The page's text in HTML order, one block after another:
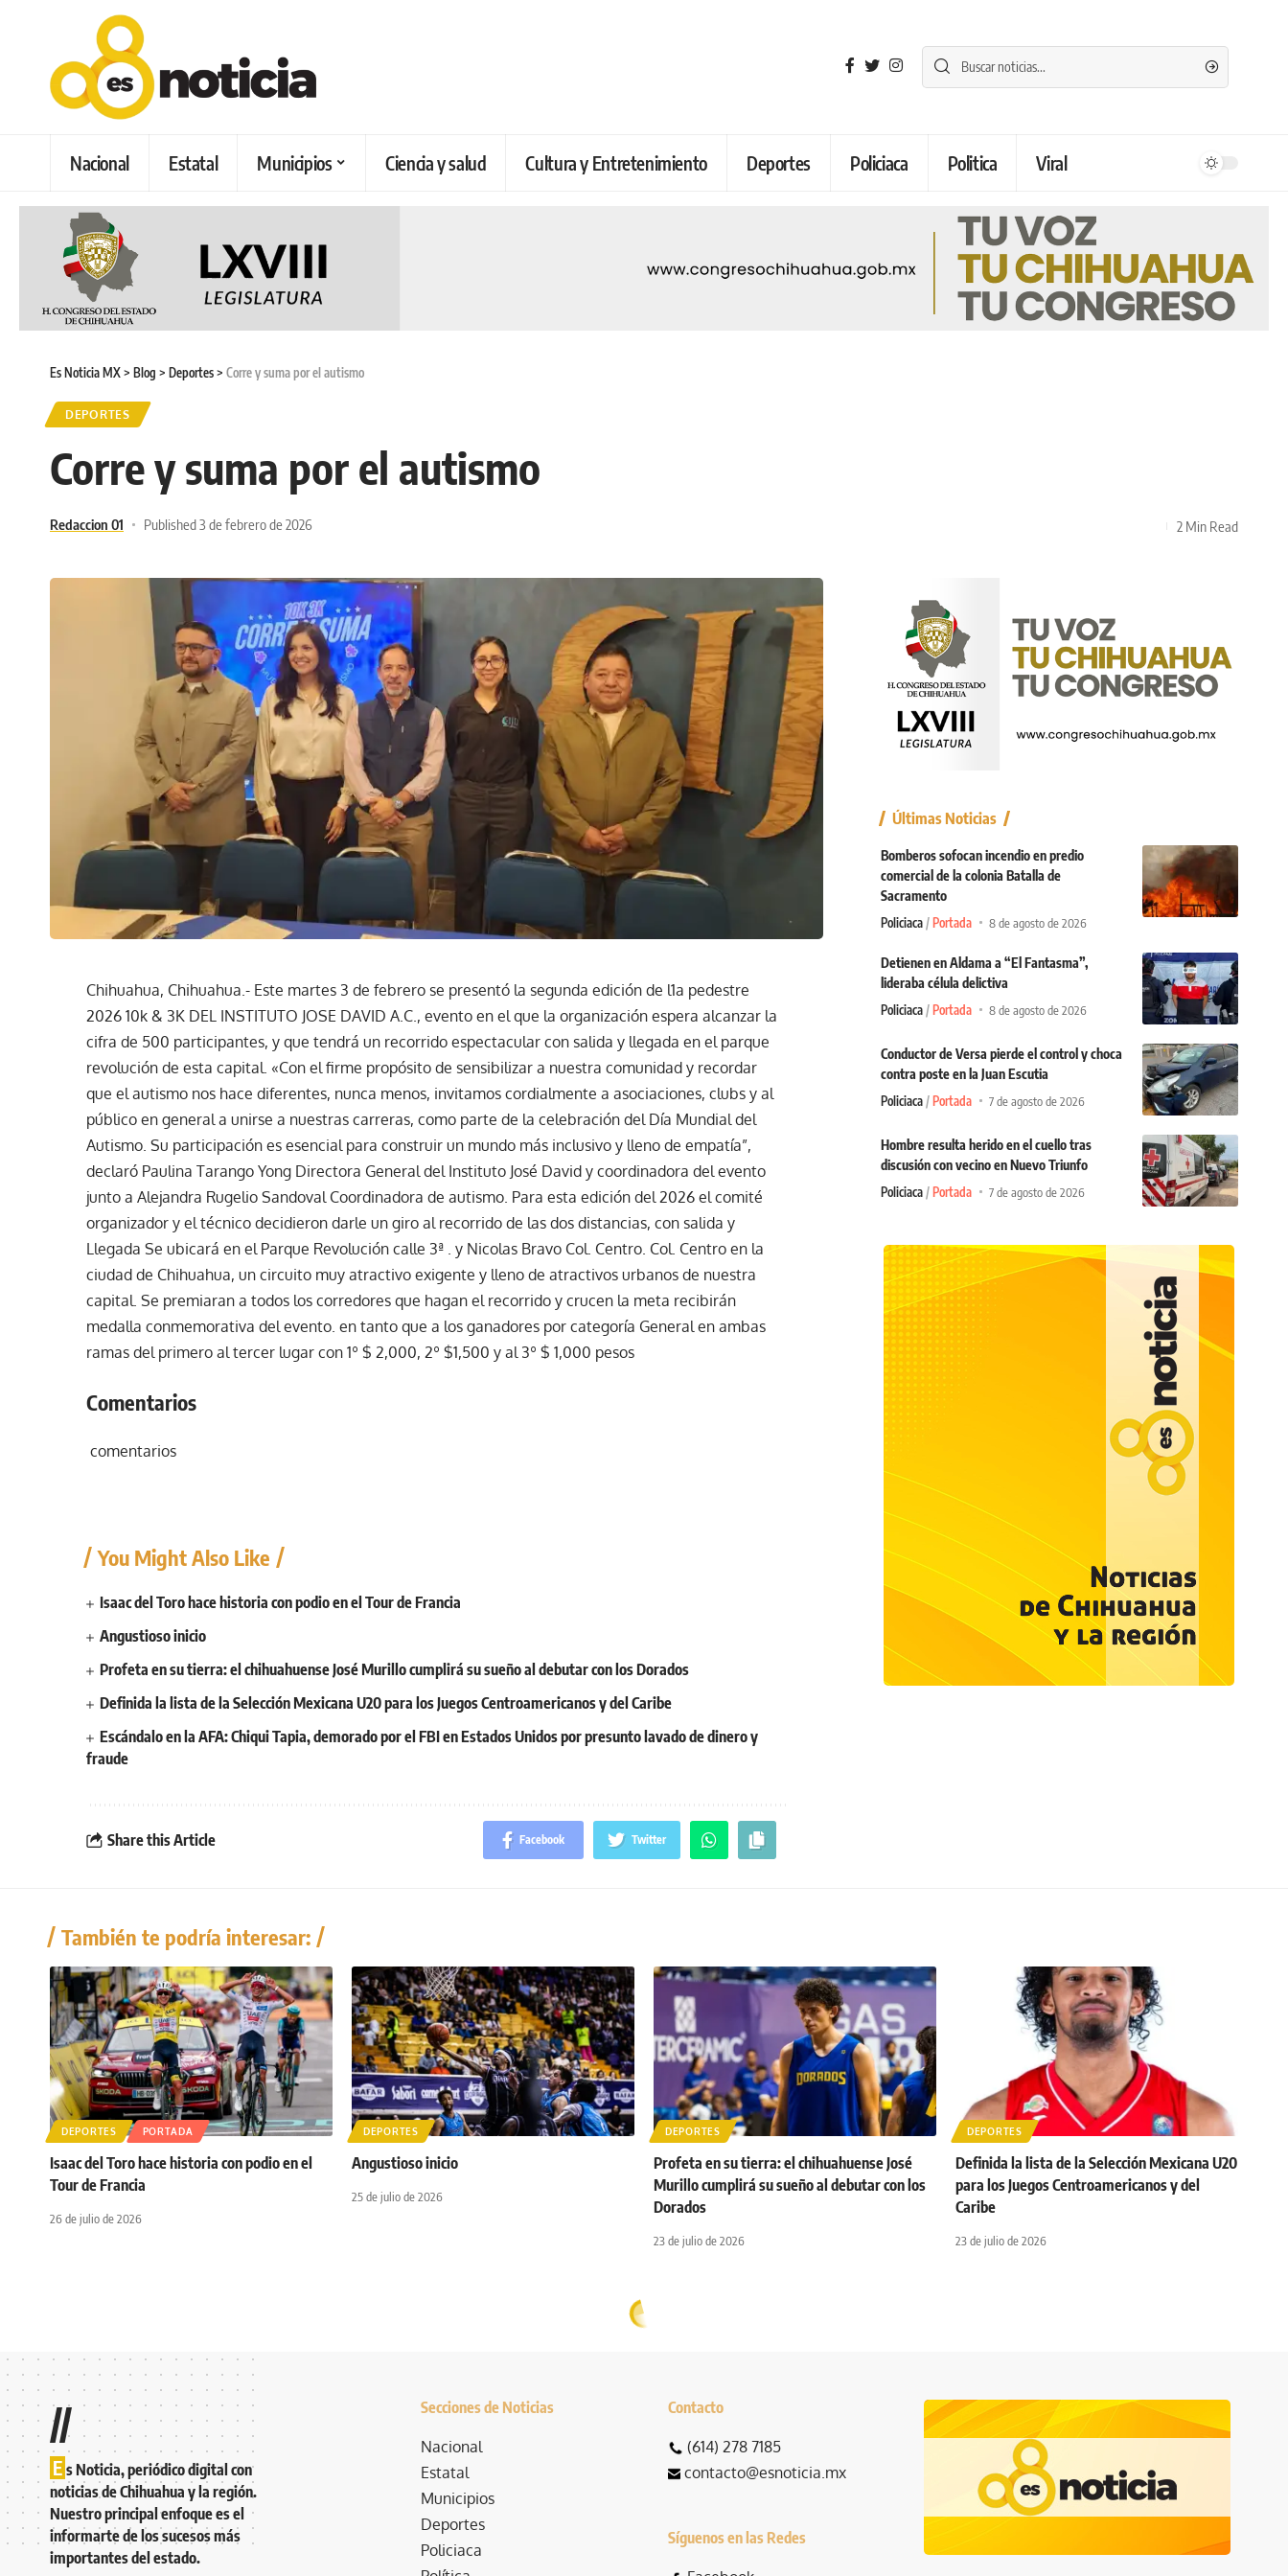
Nacional Estatal Municipios Ciencia y salud Cultura y Entretenimiento Deportes Policiaca Politica Viral
Es Noticia MX> Blog > Deportes> Corre y suma por el autismo
DEPORTES
Corre y suma por el autismo
Redaccion 01 Published 3 de febrero de 2026 2 Min Read
Chihuahua, Chihuahua.- Este martes 3 de febrero se presentó la segunda edición de l1a pedestre
2026 10k & 3K DEL INSTITUTO JOSE DAVID A.C., evento en el que la organización espera alcanzar la
cifra de 500 participantes, y que tendrá un recorrido espectacular con salida y llegada en el parque
revolución de esta capital. «Con el firme propósito de sensibilizar a nuestra comunidad y recordar
que el autismo nos hace diferentes, nunca menos, invitamos cordialmente a asociaciones, clubs y al
público en general a unirse a nuestras carreras, como parte de la celebración del Día Mundial del
Autismo. Su participación es esencial para construir un mundo más inclusivo y lleno de empatía”,
declaró Paulina Tarango Yong Directora General del Instituto José David y coordinadora del evento
junto a Alejandra Rugelio Sandoval Coordinadora de autismo. Para esta edición del 2026 el comité
organizador y el técnico decidieron darle un giro al recorrido de las dos distancias, con salida y
Llegada Se ubicará en el Parque Revolución calle 3ª . y Nicolas Bravo Col. Centro. Col. Centro en la
ciudad de Chihuahua, un circuito muy atractivo exigente y lleno de atractivos urbanos de nuestra
capital. Se premiaran a todos los corredores que hagan el recorrido y crucen la meta recibirán
medalla conmemorativa del evento. en tanto que a los ganadores por categoría General en ambas
ramas del primero al tercer lugar con 1º $ 2,000, 2º $1,500 y al 3º $ 1,000 pesos
Comentarios
comentarios
You Might Also Like
Isaac del Toro hace historia con podio en el Tour de Francia
Angustioso inicio
Profeta en su tierra: el chihuahuense José Murillo cumplirá su sueño al debutar con los Dorados
Definida la lista de la Selección Mexicana U20 para los Juegos Centroamericanos y del Caribe
Escándalo en la AFA: Chiqui Tapia, demorado por el FBI en Estados Unidos por presunto lavado de dinero y
fraude
Share this Article Facebook Twitter
Últimas Noticias
Bomberos sofocan incendio en predio
comercial de la colonia Batalla de
Sacramento
Policiaca Portada 8 de agosto de 2026
Detienen en Aldama a “El Fantasma”,
lideraba célula delictiva
Policiaca Portada 8 de agosto de 2026
Conductor de Versa pierde el control y choca
contra poste en la Juan Escutia
Policiaca Portada 7 de agosto de 2026
Hombre resulta herido en el cuello tras
discusión con vecino en Nuevo Triunfo
Policiaca Portada 7 de agosto de 2026
También te podría interesar:
DEPORTES PORTADA
Isaac del Toro hace historia con podio en el
Tour de Francia
26 de julio de 2026
DEPORTES
Angustioso inicio
25 de julio de 2026
DEPORTES
Profeta en su tierra: el chihuahuense José
Murillo cumplirá su sueño al debutar con los
Dorados
23 de julio de 2026
DEPORTES
Definida la lista de la Selección Mexicana U20
para los Juegos Centroamericanos y del
Caribe
23 de julio de 2026
//
E s Noticia, periódico digital con
noticias de Chihuahua y la región.
Nuestro principal enfoque es el
informarte de los sucesos más
importantes del estado.
Secciones de Noticias
Nacional
Estatal
Municipios
Deportes
Policiaca
Contacto
(614) 278 7185
contacto@esnoticia.mx
Síguenos en las Redes